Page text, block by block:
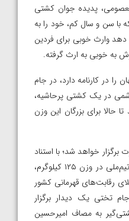
پدیده جوان کشتی
با سن و سال کم، خود را به
دهد وارث خوبی برای فردین
به خوبی به ارث گرفته.
در کارنامه دارد، در جام
در یک کشتی پرحاشیه،
حالا برای بزرگان این وزن
خواهد شد؛ با استناد
به حالت اول از چرخه انتخابی تیم‌ملی در وزن ۱۲۵ کیلوگرم،
رقابت‌های قهرمانی کشور
تختی یک دیدار برگزار
به مصاف امیرحسین